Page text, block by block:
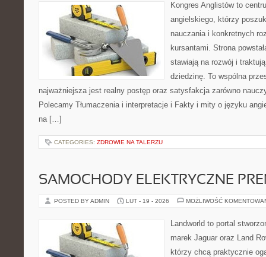
Kongres Anglistów to
angielskiego, którzy
nauczania i konkretnych
kursantami. Strona
stawiają na rozwój i
dziedzinę. To wspólna
najważniejsza jest realny postęp oraz satysfakcja zarówno
Polecamy Tłumaczenia i interpretacje i Fakty i mity o języku
na […]
CATEGORIES: ZDROWIE NA TALERZU
SAMOCHODY ELEKTRYCZNE
POSTED BY ADMIN LUT - 19 - 2026 MOŻLIWOŚĆ
Landworld to portal
marek Jaguar oraz Land
którzy chcą praktycznie